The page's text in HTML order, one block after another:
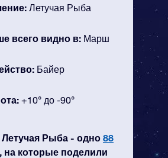
Летучая Рыба
всего видно в: Марш
Байер
+10° до -90°
Летучая Рыба - одно 88
, на которые поделили